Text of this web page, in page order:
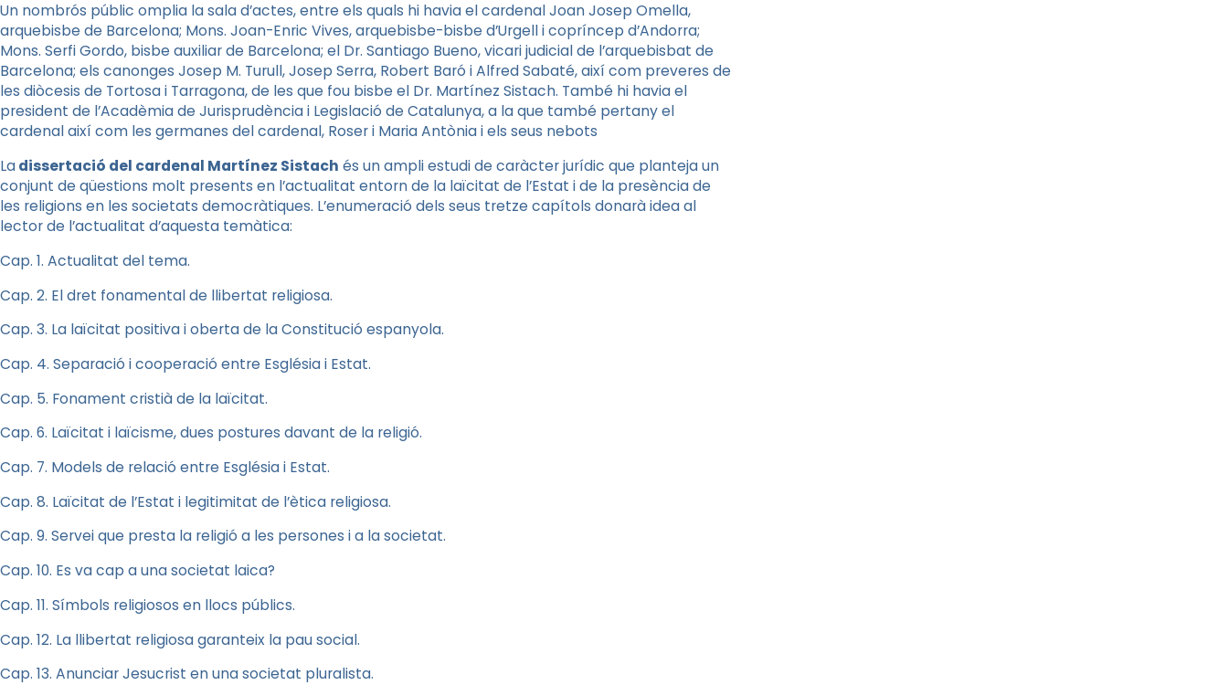
Un nombrós públic omplia la sala d’actes, entre els quals hi havia el cardenal Joan Josep Omella,
arquebisbe de Barcelona; Mons. Joan-Enric Vives, arquebisbe-bisbe d’Urgell i copríncep d’Andorra;
Mons. Serfi Gordo, bisbe auxiliar de Barcelona; el Dr. Santiago Bueno, vicari judicial de l’arquebisbat de
Barcelona; els canonges Josep M. Turull, Josep Serra, Robert Baró i Alfred Sabaté, així com preveres de
les diòcesis de Tortosa i Tarragona, de les que fou bisbe el Dr. Martínez Sistach. També hi havia el
president de l’Acadèmia de Jurisprudència i Legislació de Catalunya, a la que també pertany el
cardenal així com les germanes del cardenal, Roser i Maria Antònia i els seus nebots
Ladissertació del cardenal Martínez Sistach és un ampli estudi de caràcter jurídic que planteja un
conjunt de qüestions molt presents en l’actualitat entorn de la laïcitat de l’Estat i de la presència de
les religions en les societats democràtiques. L’enumeració dels seus tretze capítols donarà idea al
lector de l’actualitat d’aquesta temàtica:
Cap. 1. Actualitat del tema.
Cap. 2. El dret fonamental de llibertat religiosa.
Cap. 3. La laïcitat positiva i oberta de la Constitució espanyola.
Cap. 4. Separació i cooperació entre Església i Estat.
Cap. 5. Fonament cristià de la laïcitat.
Cap. 6. Laïcitat i laïcisme, dues postures davant de la religió.
Cap. 7. Models de relació entre Església i Estat.
Cap. 8. Laïcitat de l’Estat i legitimitat de l’ètica religiosa.
Cap. 9. Servei que presta la religió a les persones i a la societat.
Cap. 10. Es va cap a una societat laica?
Cap. 11. Símbols religiosos en llocs públics.
Cap. 12. La llibertat religiosa garanteix la pau social.
Cap. 13. Anunciar Jesucrist en una societat pluralista.